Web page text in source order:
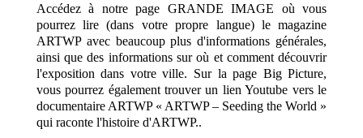
Accédez à notre page GRANDE IMAGE où vous
pourrez lire (dans votre propre langue) le magazine
ARTWP avec beaucoup plus d'informations générales,
ainsi que des informations sur où et comment découvrir
l'exposition dans votre ville. Sur la page Big Picture,
vous pourrez également trouver un lien Youtube vers le
documentaire ARTWP « ARTWP – Seeding the World »
qui raconte l'histoire d'ARTWP..